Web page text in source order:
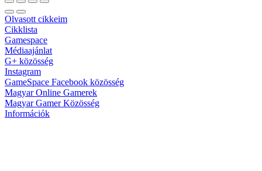
Olvasott cikkeim
Cikklista
Gamespace
Médiaajánlat
G+ közösség
Instagram
GameSpace Facebook közösség
Magyar Online Gamerek
Magyar Gamer Közösség
Információk